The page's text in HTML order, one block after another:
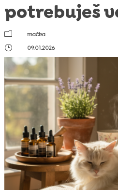
potrebuješ
m
mačka
}
09.01.2026